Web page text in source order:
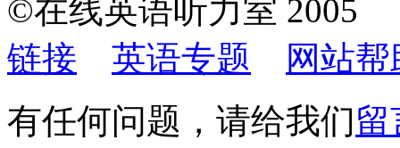
©在线英语听力室
链接
英语专题
网站帮
有任何问题，请给我们留